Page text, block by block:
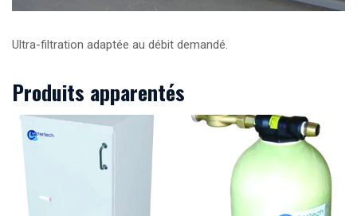
Ultra-filtration adaptée au débit demandé.
Produits apparentés